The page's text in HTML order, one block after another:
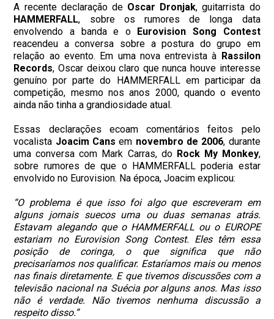
A recente declaração de Oscar Dronjak, guitarrista do
HAMMERFALL, sobre os rumores de longa data
envolvendo a banda e o Eurovision Song Contest
reacendeu a conversa sobre a postura do grupo em
relação ao evento. Em uma nova entrevista à Rassilon
Records, Oscar deixou claro que nunca houve interesse
genuíno por parte do HAMMERFALL em participar da
competição, mesmo nos anos 2000, quando o evento
ainda não tinha a grandiosidade atual.
Essas declarações ecoam comentários feitos pelo
vocalista Joacim Cans em novembro de 2006, durante
uma conversa com Mark Carras, do Rock My Monkey,
sobre rumores de que o HAMMERFALL poderia estar
envolvido no Eurovision. Na época, Joacim explicou:
“O problema é que isso foi algo que escreveram em
alguns jornais suecos uma ou duas semanas atrás.
Estavam alegando que o HAMMERFALL ou o EUROPE
estariam no Eurovision Song Contest. Eles têm essa
posição de coringa, o que significa que não
precisaríamos nos qualificar. Estaríamos mais ou menos
nas finais diretamente. E que tivemos discussões com a
televisão nacional na Suécia por alguns anos. Mas isso
não é verdade. Não tivemos nenhuma discussão a
respeito disso.”